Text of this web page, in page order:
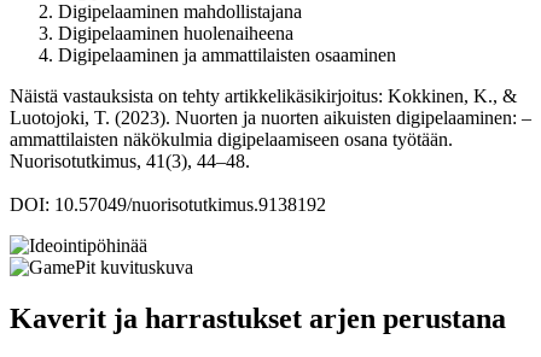
Digipelaaminen mahdollistajana
Digipelaaminen huolenaiheena
Digipelaaminen ja ammattilaisten osaaminen
Näistä vastauksista on tehty artikkelikäsikirjoitus: Kokkinen, K., &
Luotojoki, T. (2023). Nuorten ja nuorten aikuisten digipelaaminen: –
ammattilaisten näkökulmia digipelaamiseen osana työtään.
Nuorisotutkimus, 41(3), 44–48.
DOI: 10.57049/nuorisotutkimus.9138192
Kaverit ja harrastukset arjen perustana